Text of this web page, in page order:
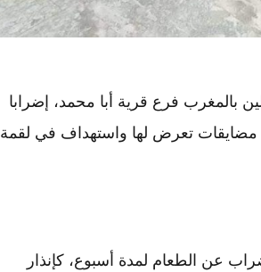
بالمغرب فرع قرية أبا محمد، إضرابا
مضايقات تعرض لها واستهداف في لقمة
عن الطعام لمدة أسبوع، كإنذار